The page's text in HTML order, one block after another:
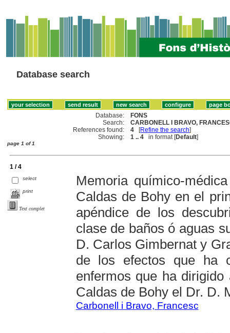
Database search
Database:
FONS
Search:
CARBONELL I BRAVO,
References found:
4 [Refine the search]
Showing:
1 .. 4 in format [Default]
page 1 of 1
1 / 4
select
print
Text complet
Memoria químico-
Caldas de Bohy en el
apéndice de los
clase de baños ó aguas
D. Carlos Gimbernat y
de los efectos que ha
enfermos que ha
Caldas de Bohy el Dr. D.
Carbonell i Bravo, Francesc